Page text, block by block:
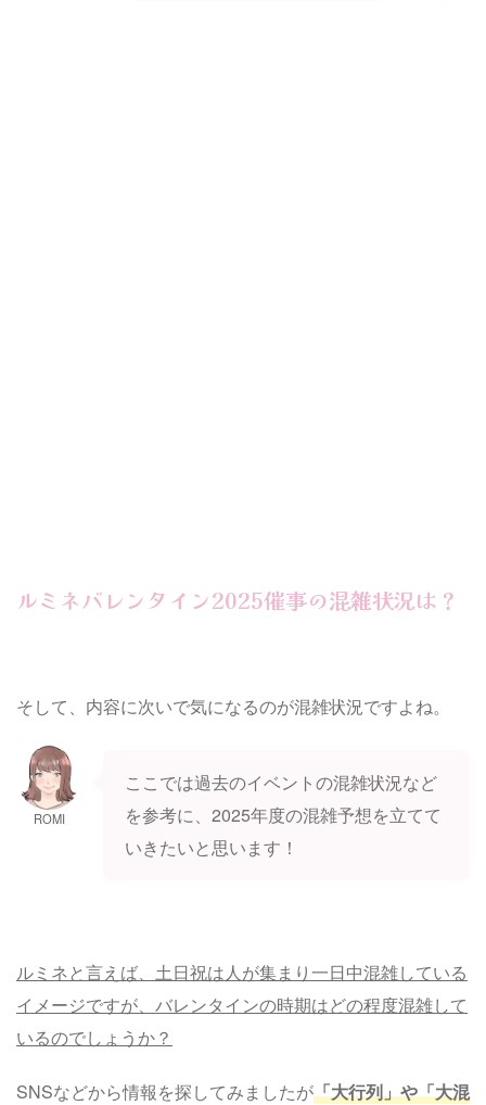
ルミネバレンタイン2025催事の混雑状況は？
そして、内容に次いで気になるのが混雑状況ですよね。
ROMI
ここでは過去のイベントの混雑状況など
を参考に、2025年度の混雑予想を立てて
いきたいと思います！
ルミネと言えば、土日祝は人が集まり一日中混雑している
イメージですが、バレンタインの時期はどの程度混雑して
いるのでしょうか？
SNSなどから情報を探してみましたが「大行列」や「大混